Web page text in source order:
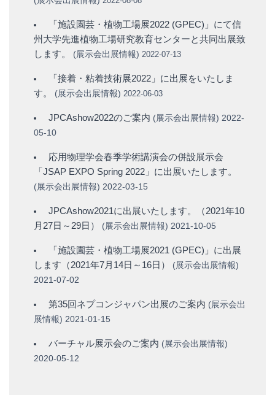
「施設園芸・植物工場展2022 (GPEC)」にて信
州大学先進植物工場研究教育センターと共同出展致
します。
(展示会出展情報) 2022-07-13
「接着・粘着技術展2022」に出展をいたしま
す。
(展示会出展情報) 2022-06-03
JPCAshow2022のご案内 (展示会出展情報) 2022-
05-10
応用物理学会春季学術講演会の併設展示会
「JSAP EXPO Spring 2022」に出展いたします。
(展示会出展情報) 2022-03-15
JPCAshow2021に出展いたします。（2021年10
月27日～29日） (展示会出展情報) 2021-10-05
「施設園芸・植物工場展2021 (GPEC)」に出展
します（2021年7月14日～16日） (展示会出展情報)
2021-07-02
第35回ネプコンジャパン出展のご案内 (展示会出
展情報) 2021-01-15
バーチャル展示会のご案内 (展示会出展情報)
2020-05-12